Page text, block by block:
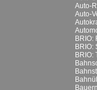
Auto-
Auto-
BRIO:
BRIO:
BRIO: